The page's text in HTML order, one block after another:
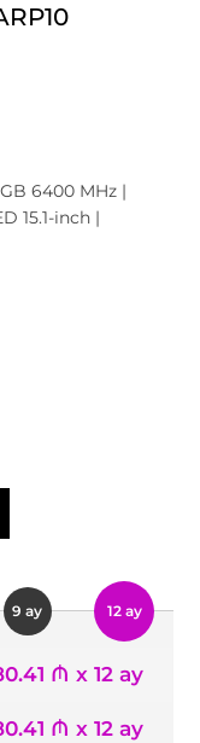
6400 MHz |
15.1-inch |
9 ay 12 ay
₼ x 12 ay
₼ x 12 ay